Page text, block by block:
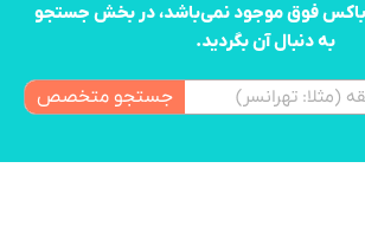
فوق موجود نمی‌باشد، در بخش جستجو
به دنبال آن بگردید.
جستجو متخصص